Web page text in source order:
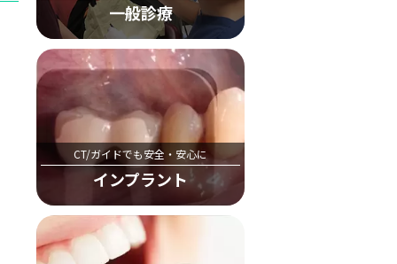
一般診療
CT/ガイドでも安全・安心に
インプラント